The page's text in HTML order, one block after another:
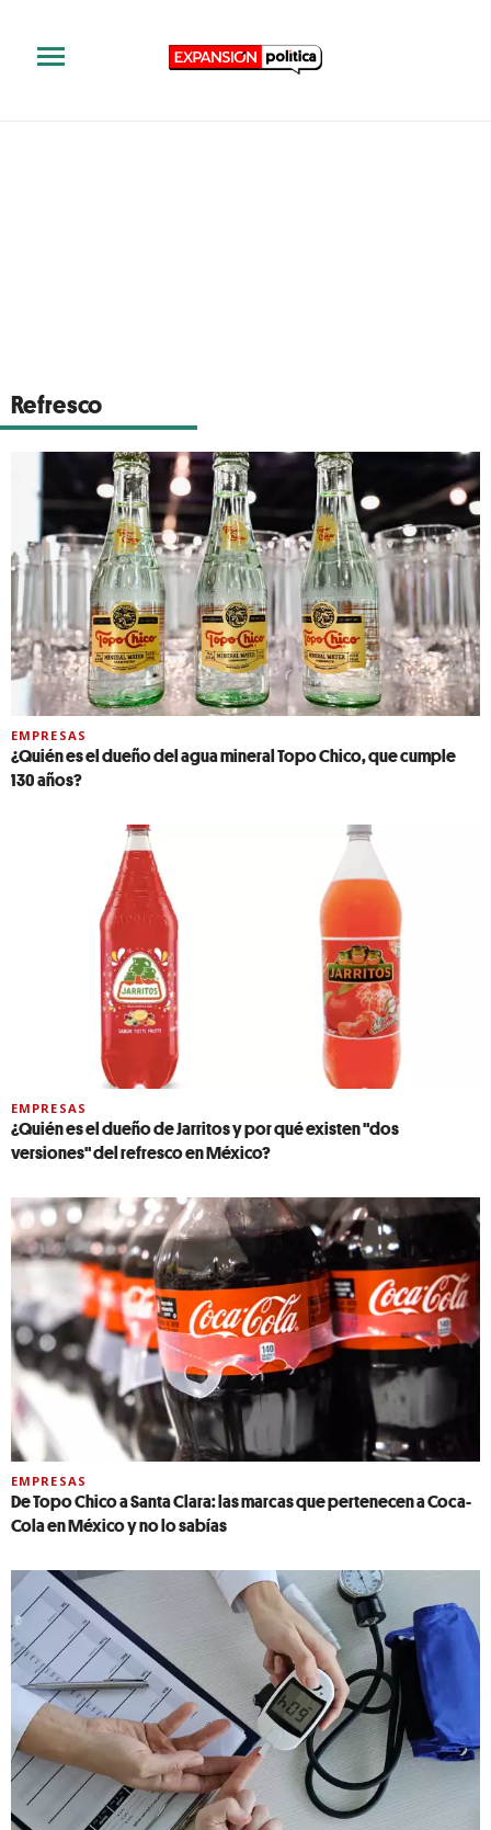
Refresco
EMPRESAS
¿Quién es el dueño del agua mineral Topo Chico, que cumple
130 años?
EMPRESAS
¿Quién es el dueño de Jarritos y por qué existen "dos
versiones" del refresco en México?
EMPRESAS
De Topo Chico a Santa Clara: las marcas que pertenecen a Coca-
Cola en México y no lo sabías